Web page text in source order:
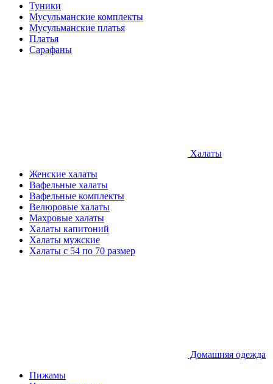
Туники
Мусульманские комплекты
Мусульманские платья
Платья
Сарафаны
Халаты
Женские халаты
Вафельные халаты
Вафельные комплекты
Велюровые халаты
Махровые халаты
Халаты капитоний
Халаты мужские
Халаты с 54 по 70 размер
Домашняя одежда
Пижамы